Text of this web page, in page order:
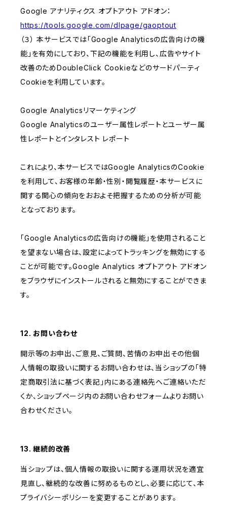
Google アナリティクス オプトアウト アドオン：
https://tools.google.com/dlpage/gaoptout
（３） 本サービスでは「Google Analyticsの広告向けの機
能」を有効にしており、下記の機能を利用し、広告やサイト
改善のためDoubleClick Cookieなどのサードパーティ
Cookieを利用しています。
Google Analyticsリマーケティング
Google Analyticsのユーザー属性レポートとユーザー属
性レポートとインタレスト レポート
これにより、本サービスではGoogle AnalyticsのCookie
を利用して、お客様の年齢・性別・閲覧履歴・本サービスに
関する関心の傾向をおおよそ把握するための分析が可能
となっております。
「Google Analyticsの広告向けの機能」を使用されること
を望まない場合は、設定によってトラッキングを無効にする
ことが可能です。Google Analytics オプトアウト アドオン
をブラウザにインストールされると無効にすることができま
す。
12. お問い合わせ
開示等のお申出、ご意見、ご質問、苦情のお申出その他個
人情報の取扱いに関するお問い合わせは、当ショップの「特
定商取引法に基づく表記」内にある連絡先へご連絡いただ
くか、ショップページ内のお問い合わせフォームよりお問い
合わせください。
13. 継続的改善
当ショップは、個人情報の取扱いに関する運用状況を適宜
見直し、継続的な改善に努めるものとし、必要に応じて、本
プライバシーポリシーを変更することがあります。